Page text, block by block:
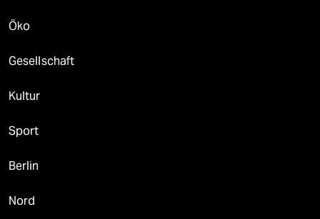
Öko
Gesellschaft
Kultur
Sport
Berlin
Nord